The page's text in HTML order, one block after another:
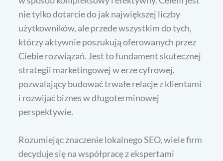
nie tylko dotarcie do jak największej liczby
użytkowników, ale przede wszystkim do tych,
którzy aktywnie poszukują oferowanych przez
Ciebie rozwiązań. Jest to fundament skutecznej
strategii marketingowej w erze cyfrowej,
pozwalający budować trwałe relacje z klientami
i rozwijać biznes w długoterminowej
perspektywie.
Rozumiejąc znaczenie lokalnego SEO, wiele firm
decyduje się na współpracę z ekspertami